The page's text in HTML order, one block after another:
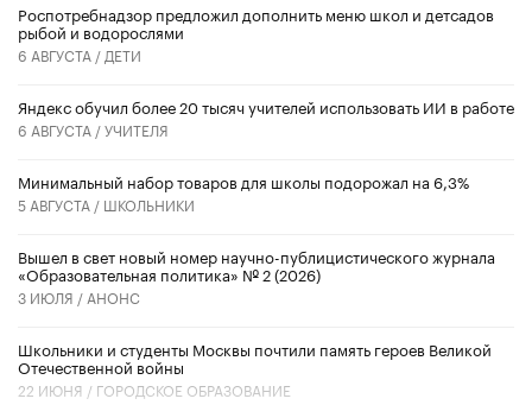
Роспотребнадзор предложил дополнить меню школ и детсадов
рыбой и водорослями
6 АВГУСТА / ДЕТИ
​Яндекс обучил более 20 тысяч учителей использовать ИИ в работе
6 АВГУСТА /УЧИТЕЛЯ
Минимальный набор товаров для школы подорожал на 6,3%
5 АВГУСТА / ШКОЛЬНИКИ
Вышел в свет новый номер научно-публицистического журнала
«Образовательная политика» № 2 (2026)
3 ИЮЛЯ / АНОНС
Школьники и студенты Москвы почтили память героев Великой
Отечественной войны
22 ИЮНЯ / ГОРОДСКОЕ ОБРАЗОВАНИЕ